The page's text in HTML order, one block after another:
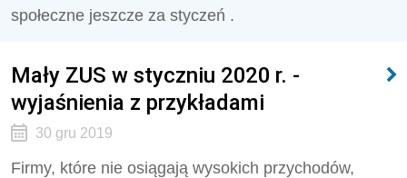
społeczne jeszcze za styczeń .
Mały ZUS w styczniu 2020 r. -
wyjaśnienia z przykładami
30 gru 2019
Firmy, które nie osiągają wysokich przychodów,